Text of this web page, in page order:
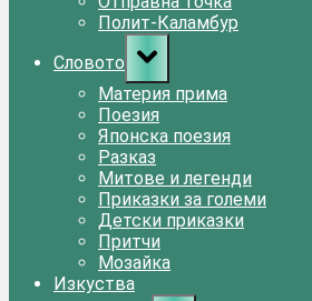
Полит-Каламбур
Словото
Toggle
sub-
menu
Материя прима
Поезия
Японска поезия
Разказ
Митове и легенди
Приказки за големи
Детски приказки
Притчи
Мозайка
Изкуства